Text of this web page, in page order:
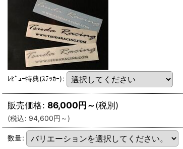
ﾚﾋﾞｭｰ特典(ｽﾃｯｶｰ):
販売価格: 86,000円～(税別)
(税込: 94,600円 ～ )
数量: